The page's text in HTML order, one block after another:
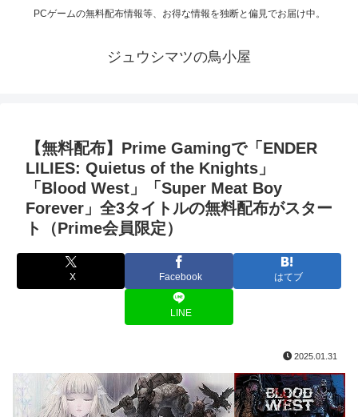
PCゲームの無料配布情報等、お得な情報を独断と偏見でお届け中。
ジュウシマツの鳥小屋
【無料配布】Prime Gamingで「ENDER
LILIES: Quietus of the Knights」
「Blood West」「Super Meat Boy
Forever」全3タイトルの無料配布がスター
ト（Prime会員限定）
X Facebook はてブ
LINE
2025.01.31